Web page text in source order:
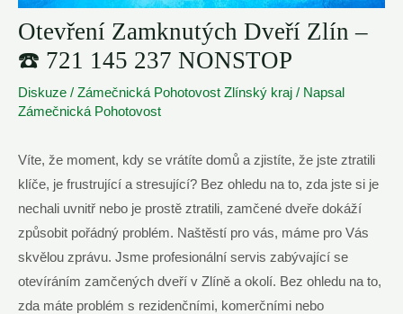
Otevření Zamknutých Dveří Zlín –
☎️ 721 145 237 NONSTOP
Diskuze / Zámečnická Pohotovost Zlínský kraj / Napsal
Zámečnická Pohotovost
Víte, že moment, kdy se vrátíte domů a zjistíte, že jste ztratili
klíče, je frustrující a stresující? Bez ohledu na to, zda jste si je
nechali uvnitř nebo je prostě ztratili, zamčené dveře dokáží
způsobit pořádný problém. Naštěstí pro vás, máme pro Vás
skvělou zprávu. Jsme profesionální servis zabývající se
otevíráním zamčených dveří v Zlíně a okolí. Bez ohledu na to,
zda máte problém s rezidenčními, komerčními nebo